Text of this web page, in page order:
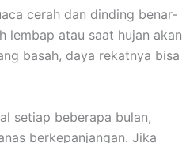
cerah dan dinding benar-
lembap atau saat hujan akan
basah, daya rekatnya bisa
setiap beberapa bulan,
berkepanjangan. Jika